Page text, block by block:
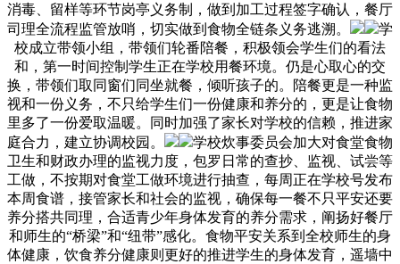
消毒、留样等环节岗亭义务制，做到加工过程签字确认，餐厅
司理全流程监管放哨，切实做到食物全链条义务逃溯。
学
校成立带领小组，带领们轮番陪餐，积极领会学生们的看法
和，第一时间控制学生正在学校用餐环境。仍是心取心的交
换，带领们取同窗们同坐就餐，倾听孩子的。陪餐更是一种监
视和一份义务，不只给学生们一份健康和养分的，更是让食物
里多了一份爱取温暖。同时加强了家长对学校的信赖，推进家
庭合力，建立协调校园。
学校炊事委员会加大对食堂食物
卫生和财政办理的监视力度，包罗日常的查抄、监视、试尝等
工做，不按期对食堂工做环境进行抽查，每周正在学校号发布
本周食谱，接管家长和社会的监视，确保每一餐不只平安还要
养分搭共同理，合适青少年身体发育的养分需求，阐扬好餐厅
和师生的“桥梁”和“纽带”感化。食物平安关系到全校师生的身
体健康，饮食养分健康则更好的推进学生的身体发育，遥墙中